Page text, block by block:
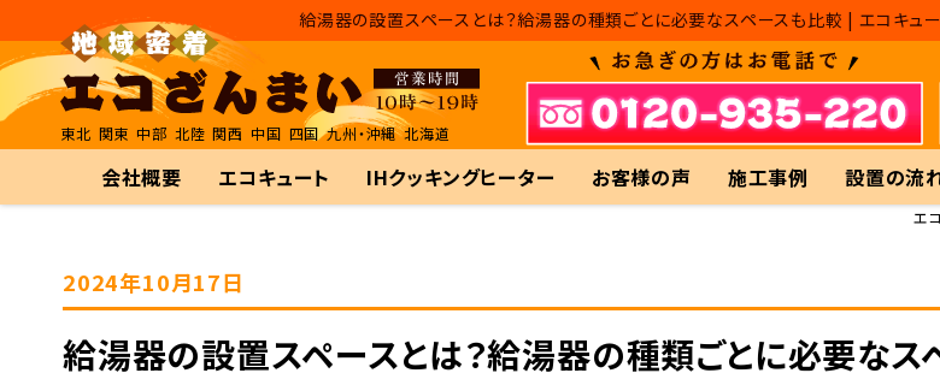
給湯器の設置スペースとは？給湯器の種類ごとに必要なスペースも比較 | エコキュ
東北 関東 中部 北陸 関西 中国 四国 九州・沖縄 北海道
会社概要 エコキュート IHクッキングヒーター お客様の声 施工事例 設置の流
エ
2024年10月17日
給湯器の設置スペースとは？給湯器の種類ごとに必要なス